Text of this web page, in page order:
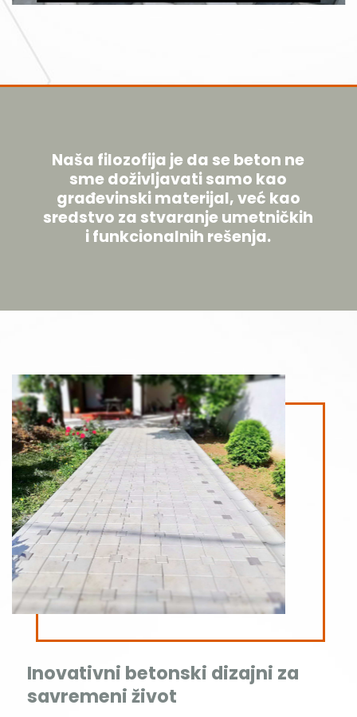
Naša filozofija je da se beton ne
sme doživljavati samo kao
građevinski materijal, već kao
sredstvo za stvaranje umetničkih
i funkcionalnih rešenja.
Inovativni betonski dizajni za
savremeni život